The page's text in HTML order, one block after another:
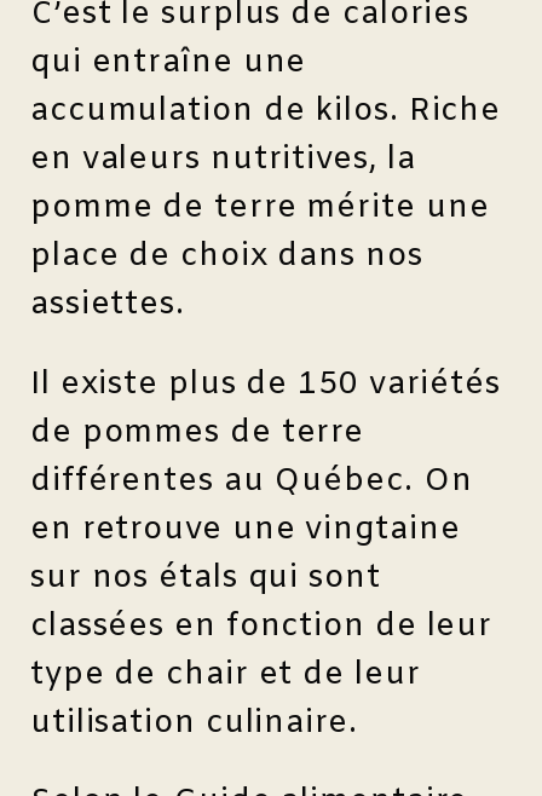
C’est le surplus de calories
qui entraîne une
accumulation de kilos. Riche
en valeurs nutritives, la
pomme de terre mérite une
place de choix dans nos
assiettes.
Il existe plus de 150 variétés
de pommes de terre
différentes au Québec. On
en retrouve une vingtaine
sur nos étals qui sont
classées en fonction de leur
type de chair et de leur
utilisation culinaire.